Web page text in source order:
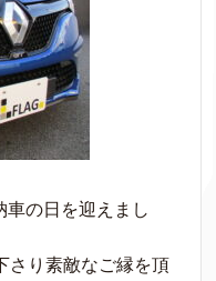
車の日を迎えまし
さり素敵なご縁を頂